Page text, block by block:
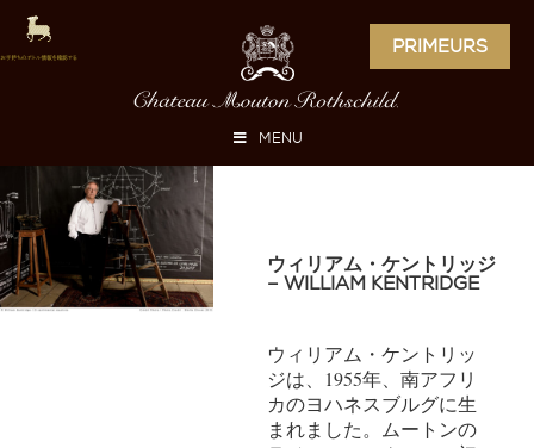
PRIMEURS
MENU
ウィリアム・ケントリッジ
– WILLIAM KENTRIDGE
ウィリアム・ケントリッ
ジは、1955年、南アフリ
カのヨハネスブルグに生
まれました。ムートンの